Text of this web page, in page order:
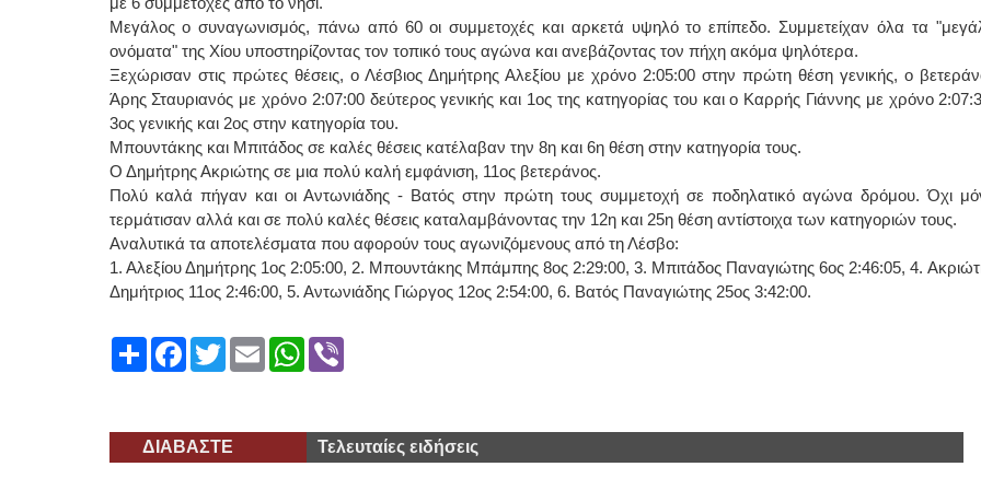
Μεγάλος ο συναγωνισμός, πάνω από 60 οι συμμετοχές και αρκετά υψηλό το επίπεδο. Συμμετείχαν όλα τα
ονόματα" της Χίου υποστηρίζοντας τον τοπικό τους αγώνα και ανεβάζοντας τον πήχη ακόμα ψηλότερα.
Ξεχώρισαν στις πρώτες θέσεις, ο Λέσβιος Δημήτρης Αλεξίου με χρόνο 2:05:00 στην πρώτη θέση γενικής, ο
Άρης Σταυριανός με χρόνο 2:07:00 δεύτερος γενικής και 1ος της κατηγορίας του και ο Καρρής Γιάννης με χρόνο
3ος γενικής και 2ος στην κατηγορία του.
Μπουντάκης και Μπιτάδος σε καλές θέσεις κατέλαβαν την 8η και 6η θέση στην κατηγορία τους.
Ο Δημήτρης Ακριώτης σε μια πολύ καλή εμφάνιση, 11ος βετεράνος.
Πολύ καλά πήγαν και οι Αντωνιάδης - Βατός στην πρώτη τους συμμετοχή σε ποδηλατικό αγώνα δρόμου. Όχι
τερμάτισαν αλλά και σε πολύ καλές θέσεις καταλαμβάνοντας την 12η και 25η θέση αντίστοιχα των κατηγοριών τους.
Αναλυτικά τα αποτελέσματα που αφορούν τους αγωνιζόμενους από τη Λέσβο:
1. Αλεξίου Δημήτρης 1ος 2:05:00, 2. Μπουντάκης Μπάμπης 8ος 2:29:00, 3. Μπιτάδος Παναγιώτης 6ος 2:46:05, 4.
Δημήτριος 11ος 2:46:00, 5. Αντωνιάδης Γιώργος 12ος 2:54:00, 6. Βατός Παναγιώτης 25ος 3:42:00.
ShareFacebook
TwitterEmailWhatsApp
Viber
ΔΙΑΒΑΣΤΕ Τελευταίες ειδήσεις
ΙΩΑΝΝΗΣ Α. ΜΑΛΛΙΑΣ
ΧΕΙΡΟΥΡΓΟΣ
ΟΦΘΑΛΜΙΑΤΡΟΣ
Καλλιπόλεως 3,Νέα Σμύρνη,
τηλ:210-9320215
2251038065
Έλενα Μπούμπα
Στρατιωτικός Ιατρός